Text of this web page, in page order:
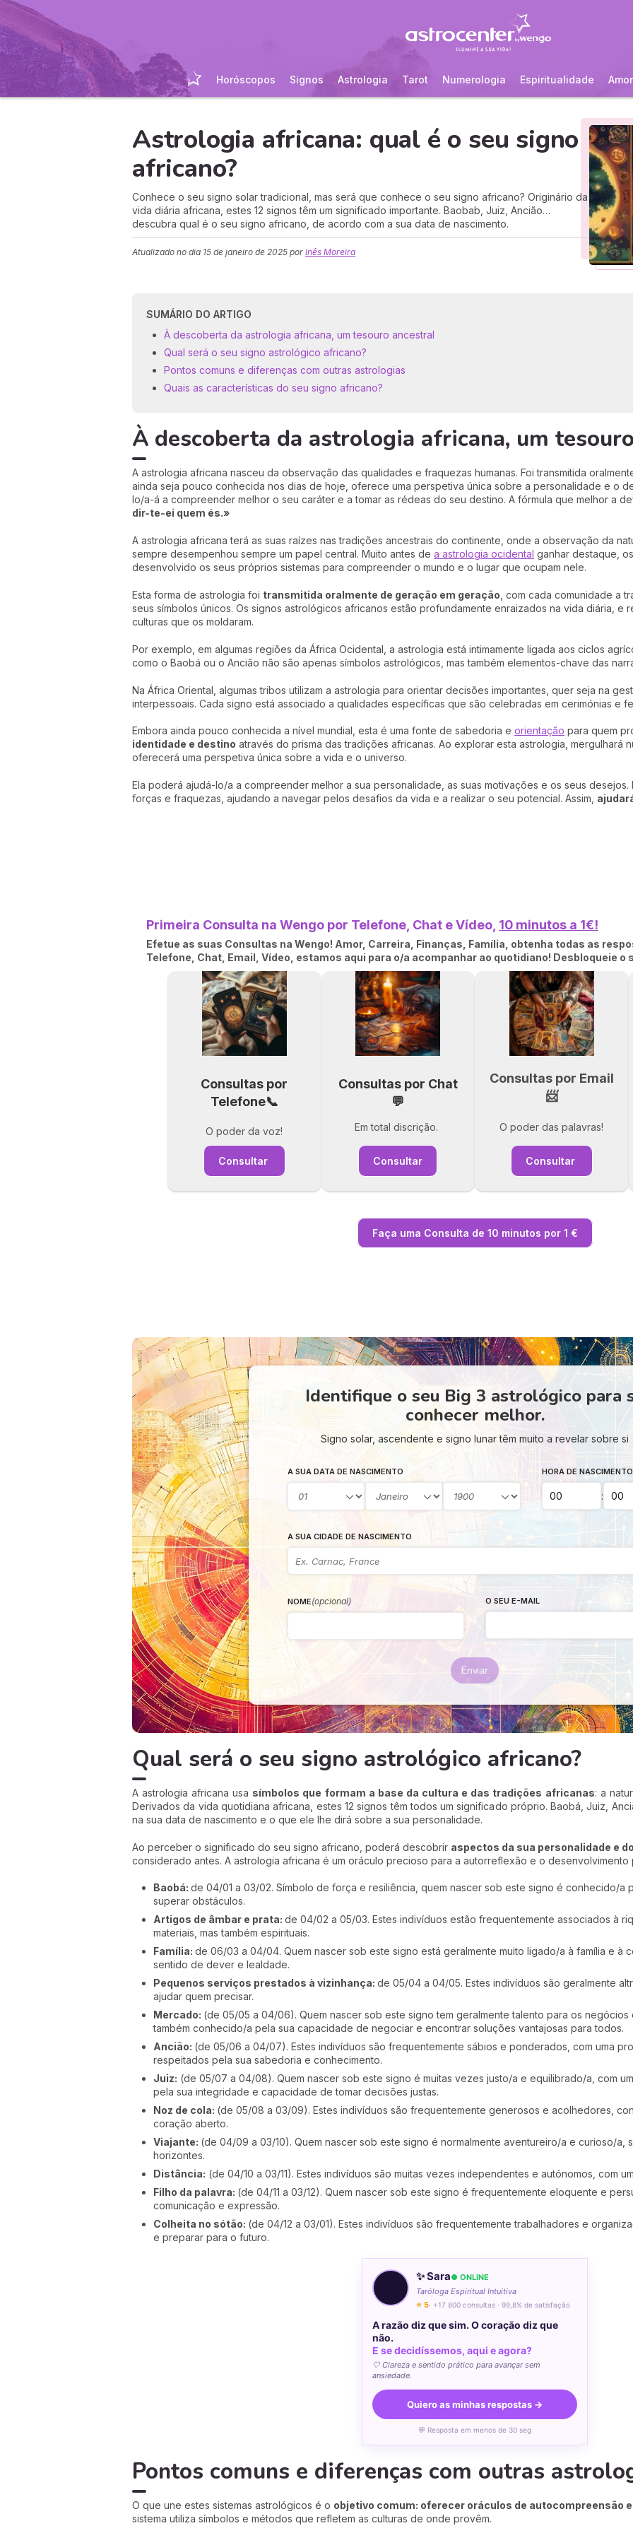
Horóscopos Signos Astrologia Tarot Numerologia Espiritualidade Amor
Astrologia africana: qual é o seu signo
africano?
Conhece o seu signo solar tradicional, mas será que conhece o seu signo africano? Originário da
vida diária africana, estes 12 signos têm um significado importante. Baobab, Juiz, Ancião…
descubra qual é o seu signo africano, de acordo com a sua data de nascimento.
Atualizado no dia 15 de janeiro de 2025 por Inês Moreira
SUMÁRIO DO ARTIGO
À descoberta da astrologia africana, um tesouro ancestral
Qual será o seu signo astrológico africano?
Pontos comuns e diferenças com outras astrologias
Quais as características do seu signo africano?
À descoberta da astrologia africana, um
A astrologia africana nasceu da observação das qualidades e fraquezas humanas. Foi transmitida
ainda seja pouco conhecida nos dias de hoje, oferece uma perspetiva única sobre a personalidade e o
lo/a-á a compreender melhor o seu caráter e a tomar as rédeas do seu destino. A fórmula que melhor a
dir-te-ei quem és.»
A astrologia africana terá as suas raízes nas tradições ancestrais do continente, onde a observação da
sempre desempenhou sempre um papel central. Muito antes de a astrologia ocidental ganhar destaque,
desenvolvido os seus próprios sistemas para compreender o mundo e o lugar que ocupam nele.
Esta forma de astrologia foi transmitida oralmente de geração em geração , com cada comunidade a
seus símbolos únicos. Os signos astrológicos africanos estão profundamente enraizados na vida diária, e
culturas que os moldaram.
Por exemplo, em algumas regiões da África Ocidental, a astrologia está intimamente ligada aos ciclos
como o Baobá ou o Ancião não são apenas símbolos astrológicos, mas também elementos-chave das
Na África Oriental, algumas tribos utilizam a astrologia para orientar decisões importantes, quer seja na
interpessoais. Cada signo está associado a qualidades específicas que são celebradas em cerimónias e
Embora ainda pouco conhecida a nível mundial, esta é uma fonte de sabedoria e orientação para quem
identidade e destino através do prisma das tradições africanas. Ao explorar esta astrologia, mergulhará
oferecerá uma perspetiva única sobre a vida e o universo.
Ela poderá ajudá-lo/a a compreender melhor a sua personalidade, as suas motivações e os seus
forças e fraquezas, ajudando a navegar pelos desafios da vida e a realizar o seu potencial. Assim,
Primeira Consulta na Wengo por Telefone, Chat e Vídeo, 10 minutos a 1€!
Efetue as suas Consultas na Wengo! Amor, Carreira, Finanças, Família, obtenha todas as
Telefone, Chat, Email, Vídeo, estamos aqui para o/a acompanhar ao quotidiano! Desbloqueie o
Consultas por
Telefone📞
O poder da voz!
Consultar
Consultas por Chat
💬
Em total discrição.
Consultar
Consultas por Email
📨
O poder das palavras!
Consultar
Faça uma Consulta de 10 minutos por 1 €
Identifique o seu Big 3 astrológico para
conhecer melhor.
Signo solar, ascendente e signo lunar têm muito a revelar sobre si
A SUA DATA DE NASCIMENTO HORA DE NASCIMENTO
:
A SUA CIDADE DE NASCIMENTO
NOME(opcional) O SEU E-MAIL
Enviar
Qual será o seu signo astrológico africano?
A astrologia africana usa símbolos que formam a base da cultura e das tradições africanas: a
Derivados da vida quotidiana africana, estes 12 signos têm todos um significado próprio. Baobá, Juiz,
na sua data de nascimento e o que ele lhe dirá sobre a sua personalidade.
Ao perceber o significado do seu signo africano, poderá descobrir aspectos da sua personalidade e
considerado antes. A astrologia africana é um oráculo precioso para a autorreflexão e o desenvolvimento
Baobá: de 04/01 a 03/02. Símbolo de força e resiliência, quem nascer sob este signo é conhecido/a
superar obstáculos.
Artigos de âmbar e prata: de 04/02 a 05/03. Estes indivíduos estão frequentemente associados à
materiais, mas também espirituais.
Família: de 06/03 a 04/04. Quem nascer sob este signo está geralmente muito ligado/a à família e à
sentido de dever e lealdade.
Pequenos serviços prestados à vizinhança: de 05/04 a 04/05. Estes indivíduos são geralmente
ajudar quem precisar.
Mercado: (de 05/05 a 04/06). Quem nascer sob este signo tem geralmente talento para os
também conhecido/a pela sua capacidade de negociar e encontrar soluções vantajosas para todos.
Ancião: (de 05/06 a 04/07). Estes indivíduos são frequentemente sábios e ponderados, com uma
respeitados pela sua sabedoria e conhecimento.
Juiz: (de 05/07 a 04/08). Quem nascer sob este signo é muitas vezes justo/a e equilibrado/a, com
pela sua integridade e capacidade de tomar decisões justas.
Noz de cola: (de 05/08 a 03/09). Estes indivíduos são frequentemente generosos e acolhedores,
coração aberto.
Viajante: (de 04/09 a 03/10). Quem nascer sob este signo é normalmente aventureiro/a e curioso/a,
horizontes.
Distância: (de 04/10 a 03/11). Estes indivíduos são muitas vezes independentes e autónomos, com
Filho da palavra: (de 04/11 a 03/12). Quem nascer sob este signo é frequentemente eloquente e
comunicação e expressão.
Colheita no sótão: (de 04/12 a 03/01). Estes indivíduos são frequentemente trabalhadores e
e preparar para o futuro.
✨ Sara● ONLINE
Taróloga Espiritual Intuitiva
⭐ 5· +17 800 consultas · 99,8% de satisfação
A razão diz que sim. O coração diz que
não.
E se decidíssemos, aqui e agora?
🤍 Clareza e sentido prático para avançar sem
ansiedade.
Quiero as minhas respostas →
💬 Resposta em menos de 30 seg
Pontos comuns e diferenças com outras
O que une estes sistemas astrológicos é o objetivo comum: oferecer oráculos de autocompreensão
sistema utiliza símbolos e métodos que refletem as culturas de onde provêm.